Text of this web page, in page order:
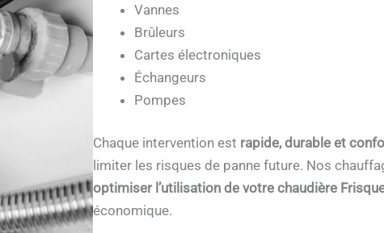
Vannes
Brûleurs
Cartes électroniques
Échangeurs
Pompes
Chaque intervention est rapide, durable et
limiter les risques de panne future. Nos
optimiser l’utilisation de votre chaudière
économique.